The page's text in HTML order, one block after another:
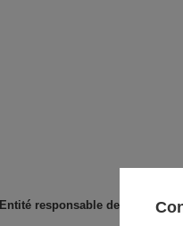
Entité responsable de ce produit